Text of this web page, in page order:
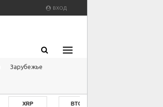
ВХОД
Зарубежье
XRP
BTCD